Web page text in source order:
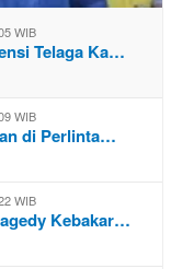
WIB
Telaga Ka…
WIB
di Perlinta…
WIB
Kebakar…